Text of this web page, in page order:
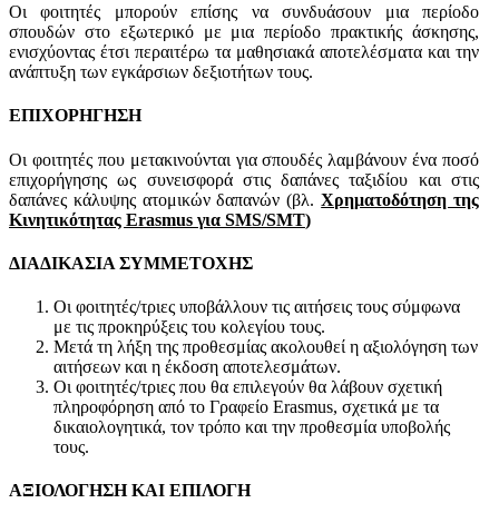
Οι φοιτητές μπορούν επίσης να συνδυάσουν μια περίοδο
σπουδών στο εξωτερικό με μια περίοδο πρακτικής άσκησης,
ενισχύοντας έτσι περαιτέρω τα μαθησιακά αποτελέσματα και την
ανάπτυξη των εγκάρσιων δεξιοτήτων τους.
ΕΠΙΧΟΡΗΓΗΣΗ
Οι φοιτητές που μετακινούνται για σπουδές λαμβάνουν ένα ποσό
επιχορήγησης ως συνεισφορά στις δαπάνες ταξιδίου και στις
δαπάνες κάλυψης ατομικών δαπανών (βλ.Χρηματοδότηση της
Κινητικότητας Erasmus για SMS/SMT)
ΔΙΑΔΙΚΑΣΙΑ ΣΥΜΜΕΤΟΧΗΣ
Οι φοιτητές/τριες υποβάλλουν τις αιτήσεις τους σύμφωνα
με τις προκηρύξεις του κολεγίου τους.
Μετά τη λήξη της προθεσμίας ακολουθεί η αξιολόγηση των
αιτήσεων και η έκδοση αποτελεσμάτων.
Οι φοιτητές/τριες που θα επιλεγούν θα λάβουν σχετική
πληροφόρηση από το Γραφείο Erasmus, σχετικά με τα
δικαιολογητικά, τον τρόπο και την προθεσμία υποβολής
τους.
ΑΞΙΟΛΟΓΗΣΗ ΚΑΙ ΕΠΙΛΟΓΗ